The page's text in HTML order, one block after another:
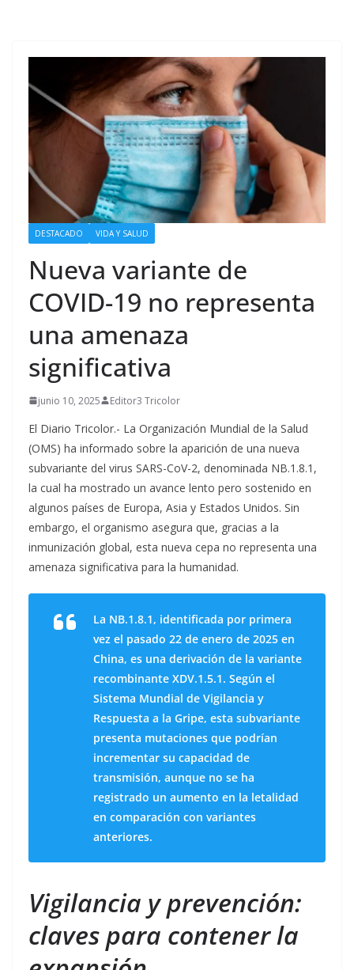
DESTACADO VIDA Y SALUD
Nueva variante de
COVID-19 no representa
una amenaza
significativa
junio 10, 2025 Editor3 Tricolor
El Diario Tricolor.- La Organización Mundial de la Salud
(OMS) ha informado sobre la aparición de una nueva
subvariante del virus SARS-CoV-2, denominada NB.1.8.1,
la cual ha mostrado un avance lento pero sostenido en
algunos países de Europa, Asia y Estados Unidos. Sin
embargo, el organismo asegura que, gracias a la
inmunización global, esta nueva cepa no representa una
amenaza significativa para la humanidad.
La NB.1.8.1, identificada por primera
vez el pasado 22 de enero de 2025 en
China, es una derivación de la variante
recombinante XDV.1.5.1. Según el
Sistema Mundial de Vigilancia y
Respuesta a la Gripe, esta subvariante
presenta mutaciones que podrían
incrementar su capacidad de
transmisión, aunque no se ha
registrado un aumento en la letalidad
en comparación con variantes
anteriores.
Vigilancia y prevención:
claves para contener la